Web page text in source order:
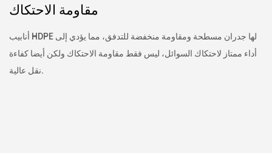
مقاومة الاحتكاك
أنابيب HDPE لها جدران مسطحة ومقاومة منخفضة للتدفق، مما يؤدي إلى
أداء ممتاز لاحتكاك السوائل، ليس فقط مقاومة الاحتكاك ولكن أيضا كفاءة
نقل عالية.